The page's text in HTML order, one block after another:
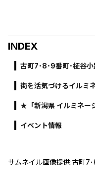
INDEX
古町7･8･9番町･柾谷小
街を活気づけるイルミ
★「新潟県 イルミネー
イベント情報
サムネイル画像提供:古町7